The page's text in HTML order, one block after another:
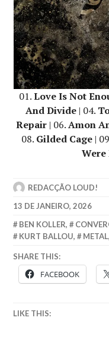
01.Love Is Not
And Divide | 04.
Repair| 06.Amon
08. Gilded Cage |
Were
REDACÇÃO LOUD!
13 DE JANEIRO, 2026
BEN KOLLER,
KURT BALLOU, METAL,
SHARE THIS:
FACEBOOK
LIKE THIS: